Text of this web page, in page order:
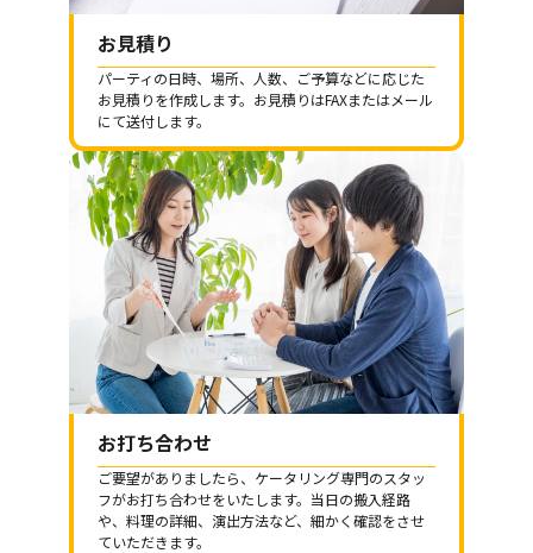
お見積り
パーティの日時、場所、人数、ご予算などに応じた
お見積りを作成します。お見積りはFAXまたはメール
にて送付します。
お打ち合わせ
ご要望がありましたら、ケータリング専門のスタッ
フがお打ち合わせをいたします。当日の搬入経路
や、料理の詳細、演出方法など、細かく確認をさせ
ていただきます。